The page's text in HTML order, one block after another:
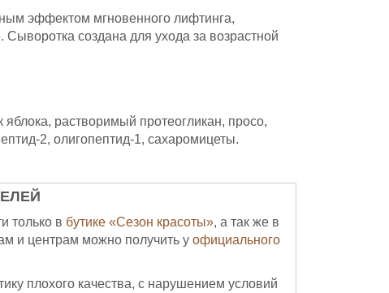
эффектом мгновенного лифтинга,
создана для ухода за возрастной
растворимый протеогликан, просо,
2, олигопептид-1, сахаромицеты.
только в бутике «Сезон красоты», а так же в
и центрам можно получить у официального
плохого качества, с нарушением условий